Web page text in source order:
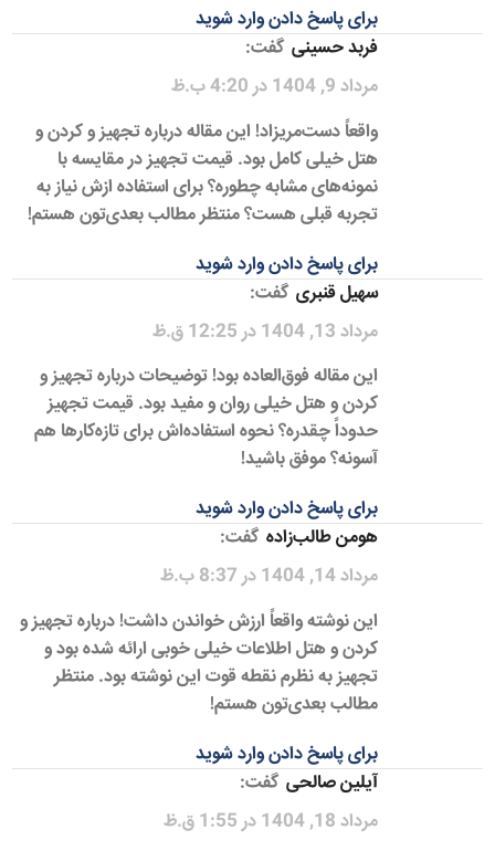
برای پاسخ دادن وارد شوید
فربد حسینی گفت:
مرداد 9, 1404 در 4:20 ب.ظ
واقعاً دست‌مریزاد! این مقاله درباره تجهیز و کردن و
هتل خیلی کامل بود. قیمت تجهیز در مقایسه با
نمونه‌های مشابه چطوره؟ برای استفاده ازش نیاز به
تجربه قبلی هست؟ منتظر مطالب بعدی‌تون هستم!
برای پاسخ دادن وارد شوید
سهیل قنبری گفت:
مرداد 13, 1404 در 12:25 ق.ظ
این مقاله فوق‌العاده بود! توضیحات درباره تجهیز و
کردن و هتل خیلی روان و مفید بود. قیمت تجهیز
حدوداً چقدره؟ نحوه استفاده‌اش برای تازه‌کارها هم
آسونه؟ موفق باشید!
برای پاسخ دادن وارد شوید
هومن طالب‌زاده گفت:
مرداد 14, 1404 در 8:37 ب.ظ
این نوشته واقعاً ارزش خواندن داشت! درباره تجهیز و
کردن و هتل اطلاعات خیلی خوبی ارائه شده بود و
تجهیز به نظرم نقطه قوت این نوشته بود. منتظر
مطالب بعدی‌تون هستم!
برای پاسخ دادن وارد شوید
آیلین صالحی گفت:
مرداد 18, 1404 در 1:55 ق.ظ